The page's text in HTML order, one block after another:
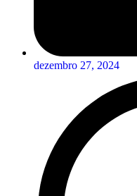
dezembro 27, 2024